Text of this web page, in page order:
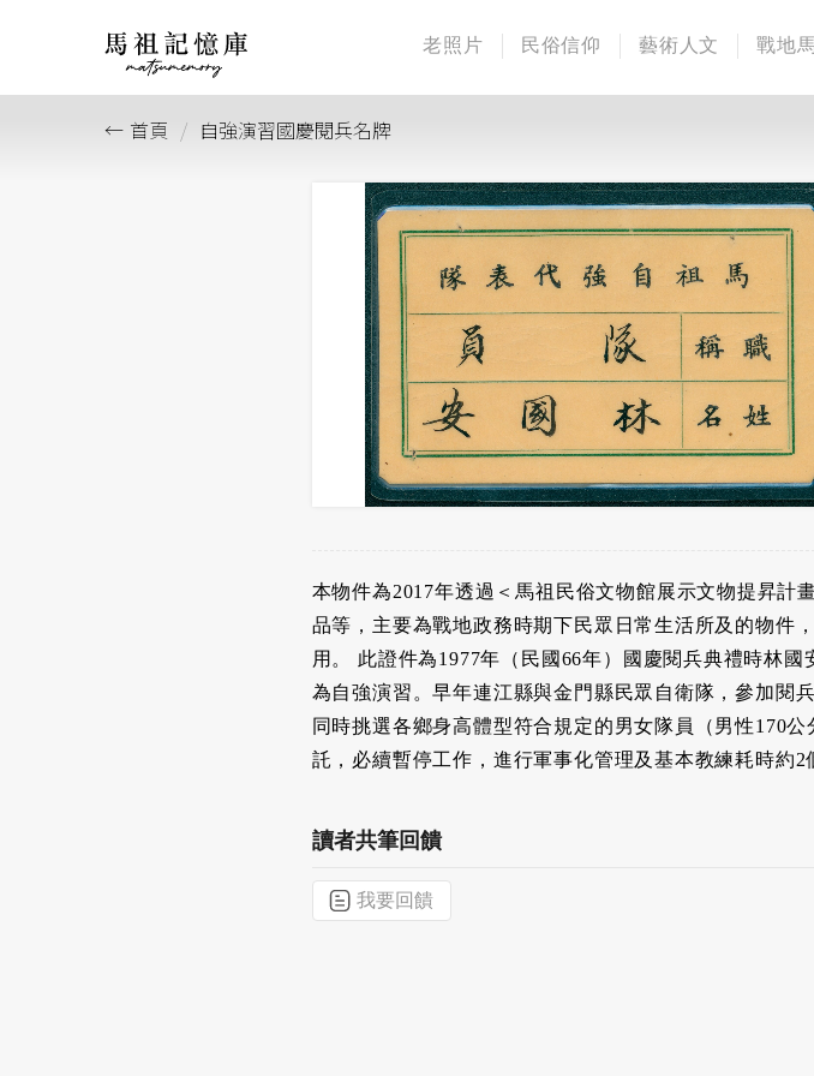
老照片 民俗信仰 藝術人文 戰地
首頁 自強演習國慶閱兵名牌
本物件為2017年透過＜馬祖民俗文物館展示文物提昇計
品等，主要為戰地政務時期下民眾日常生活所及的物件
用。 此證件為1977年（民國66年）國慶閱兵典禮時林
為自強演習。早年連江縣與金門縣民眾自衛隊，參加閱
同時挑選各鄉身高體型符合規定的男女隊員（男性170
託，必續暫停工作，進行軍事化管理及基本教練耗時約2
讀者共筆回饋
我要回饋